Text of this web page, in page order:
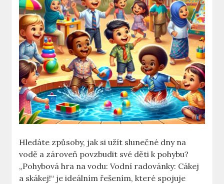
Hledáte způsoby, jak si užít slunečné dny na
vodě a zároveň povzbudit své děti k pohybu?
„Pohybová hra na vodu: Vodní radovánky: Cákej
a skákej!“ je ideálním řešením, které spojuje